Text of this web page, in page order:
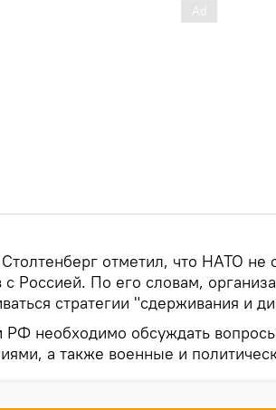
отметил, что НАТО не
с Россией. По его словам,
стратегии "сдерживания и
РФ необходимо обсуждать
а также военные и